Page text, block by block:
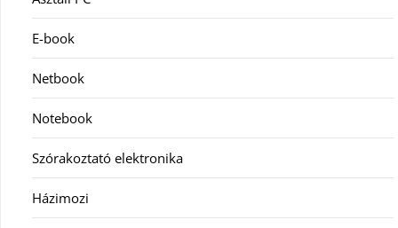
E-book
Netbook
Notebook
Szórakoztató elektronika
Házimozi